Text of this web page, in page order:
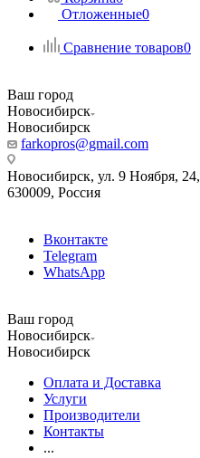
Отложенные0
Сравнение товаров0
Ваш город
Новосибирск
Новосибирск
farkopros@gmail.com
Новосибирск, ул. 9 Ноября, 24,
630009, Россия
Вконтакте
Telegram
WhatsApp
Ваш город
Новосибирск
Новосибирск
Оплата и Доставка
Услуги
Производители
Контакты
...